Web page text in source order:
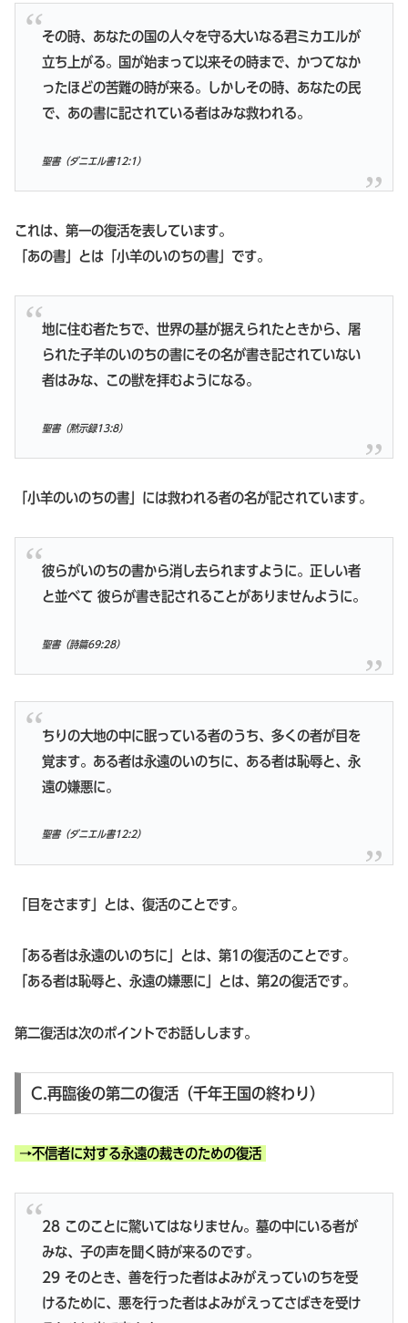
その時、あなたの国の人々を守る大いなる君ミカエルが
立ち上がる。国が始まって以来その時まで、かつてなか
ったほどの苦難の時が来る。しかしその時、あなたの民
で、あの書に記されている者はみな救われる。
聖書（ダニエル書12:1）
これは、第一の復活を表しています。
「あの書」とは「小羊のいのちの書」です。
地に住む者たちで、世界の基が据えられたときから、屠
られた子羊のいのちの書にその名が書き記されていない
者はみな、この獣を拝むようになる。
聖書（黙示録13:8）
「小羊のいのちの書」には救われる者の名が記されています。
彼らがいのちの書から消し去られますように。正しい者
と並べて 彼らが書き記されることがありませんように。
聖書（詩篇69:28）
ちりの大地の中に眠っている者のうち、多くの者が目を
覚ます。ある者は永遠のいのちに、ある者は恥辱と、永
遠の嫌悪に。
聖書（ダニエル書12:2）
「目をさます」とは、復活のことです。
「ある者は永遠のいのちに」とは、第1の復活のことです。
「ある者は恥辱と、永遠の嫌悪に」とは、第2の復活です。
第二復活は次のポイントでお話しします。
C.再臨後の第二の復活（千年王国の終わり）
→不信者に対する永遠の裁きのための復活
28 このことに驚いてはなりません。墓の中にいる者が
みな、子の声を聞く時が来るのです。
29 そのとき、善を行った者はよみがえっていのちを受
けるために、悪を行った者はよみがえってさばきを受け